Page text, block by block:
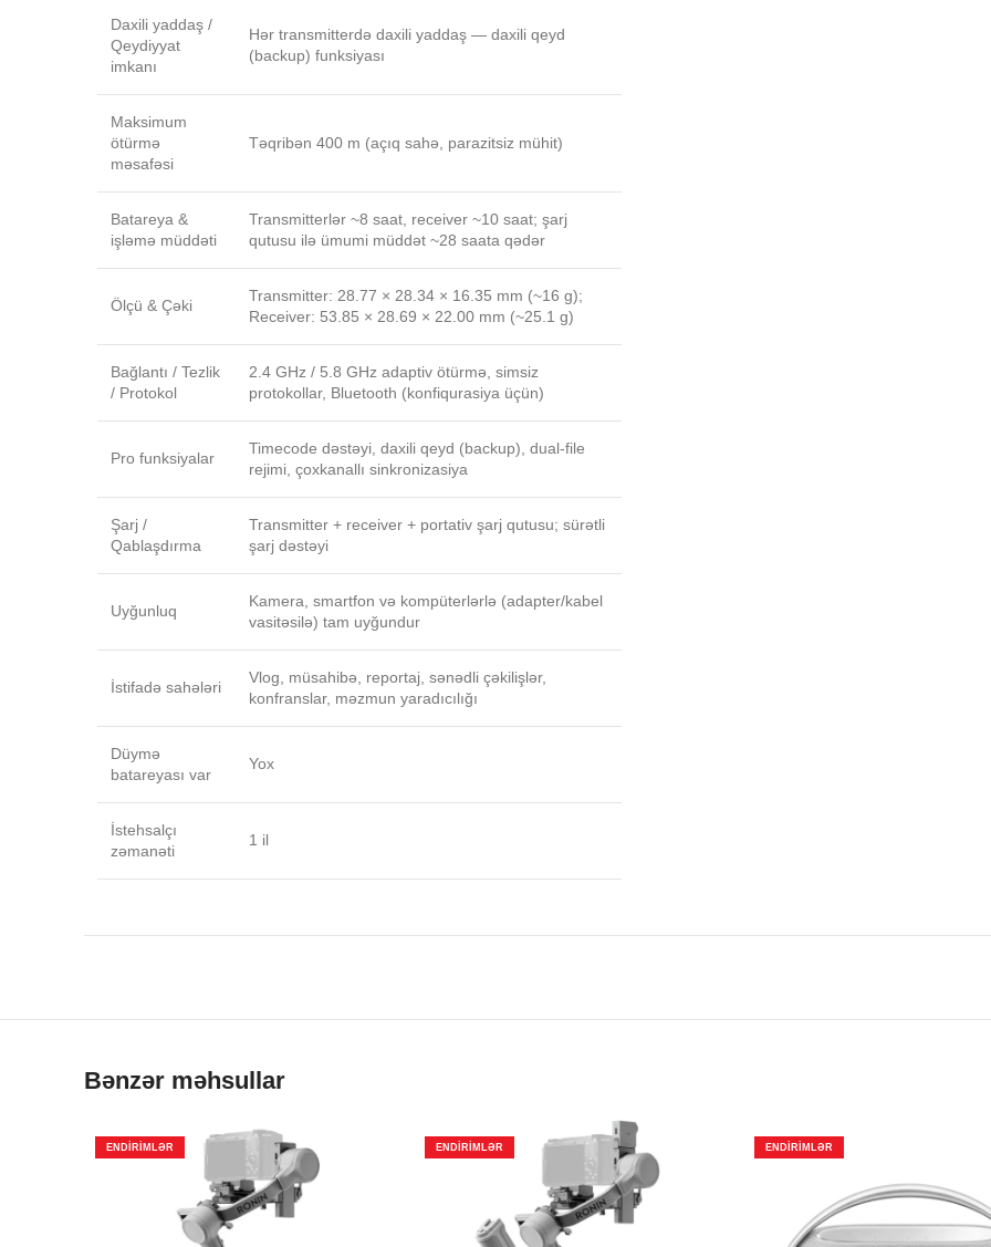
Daxili yaddaş /
Qeydiyyat
imkanı
Hər transmitterdə daxili yaddaş — daxili qeyd
(backup) funksiyası
Maksimum
ötürmə
məsafəsi
Təqribən 400 m (açıq sahə, parazitsiz mühit)
Batareya &
işləmə müddəti
Transmitterlər ~8 saat, receiver ~10 saat; şarj
qutusu ilə ümumi müddət ~28 saata qədər
Ölçü & Çəki
Transmitter: 28.77 × 28.34 × 16.35 mm (~16 g);
Receiver: 53.85 × 28.69 × 22.00 mm (~25.1 g)
Bağlantı / Tezlik
/ Protokol
2.4 GHz / 5.8 GHz adaptiv ötürmə, simsiz
protokollar, Bluetooth (konfiqurasiya üçün)
Pro funksiyalar
Timecode dəstəyi, daxili qeyd (backup), dual-file
rejimi, çoxkanallı sinkronizasiya
Şarj /
Qablaşdırma
Transmitter + receiver + portativ şarj qutusu; sürətli
şarj dəstəyi
Uyğunluq
Kamera, smartfon və kompüterlərlə (adapter/kabel
vasitəsilə) tam uyğundur
İstifadə sahələri
Vlog, müsahibə, reportaj, sənədli çəkilişlər,
konfranslar, məzmun yaradıcılığı
Düymə
batareyası var
Yox
İstehsalçı
zəmanəti
1 il
Bənzər məhsullar
ENDIRIMLƏR ENDIRIMLƏR ENDIRIMLƏR